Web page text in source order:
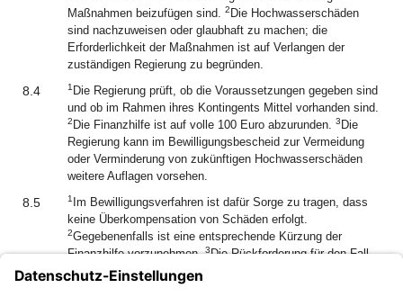
Maßnahmen beizufügen sind. 2 Die Hochwasserschäden
sind nachzuweisen oder glaubhaft zu machen; die
Erforderlichkeit der Maßnahmen ist auf Verlangen der
zuständigen Regierung zu begründen.
8.4 1 Die Regierung prüft, ob die Voraussetzungen gegeben sind
und ob im Rahmen ihres Kontingents Mittel vorhanden sind.
2 Die Finanzhilfe ist auf volle 100 Euro abzurunden. 3 Die
Regierung kann im Bewilligungsbescheid zur Vermeidung
oder Verminderung von zukünftigen Hochwasserschäden
weitere Auflagen vorsehen.
8.5 1 Im Bewilligungsverfahren ist dafür Sorge zu tragen, dass
keine Überkompensation von Schäden erfolgt.
2Gegebenenfalls ist eine entsprechende Kürzung der
Finanzhilfe vorzunehmen.3Die Rückforderung für den Fall
einer Überkompensation ist im Bescheid vorzubehalten.